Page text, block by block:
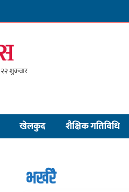
खेलकुद शैक्षिक गतिविधि
भर्खरै